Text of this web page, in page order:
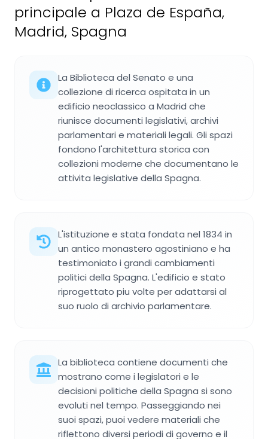
principale a Plaza de España,
Madrid, Spagna
La Biblioteca del Senato e una
collezione di ricerca ospitata in un
edificio neoclassico a Madrid che
riunisce documenti legislativi, archivi
parlamentari e materiali legali. Gli spazi
fondono l'architettura storica con
collezioni moderne che documentano le
attivita legislative della Spagna.
L'istituzione e stata fondata nel 1834 in
un antico monastero agostiniano e ha
testimoniato i grandi cambiamenti
politici della Spagna. L'edificio e stato
riprogettato piu volte per adattarsi al
suo ruolo di archivio parlamentare.
La biblioteca contiene documenti che
mostrano come i legislatori e le
decisioni politiche della Spagna si sono
evoluti nel tempo. Passeggiando nei
suoi spazi, puoi vedere materiali che
riflettono diversi periodi di governo e il